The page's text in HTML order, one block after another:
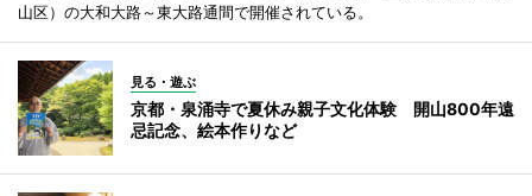
山区）の大和大路～東大路通間で開催されている。
見る・遊ぶ
京都・泉涌寺で夏休み親子文化体験 開山800年遠
忌記念、絵本作りなど